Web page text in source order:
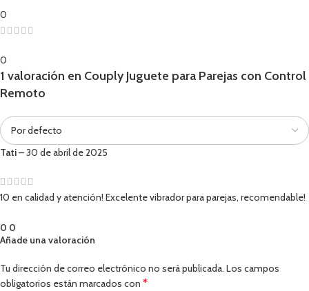
0
0
1 valoración en Couply Juguete para Parejas con Control
Remoto
Tati–30 de abril de 2025
10 en calidad y atención! Excelente vibrador para parejas, recomendable!
0 0
Añade una valoración
Tu dirección de correo electrónico no será publicada. Los campos
obligatorios están marcados con *